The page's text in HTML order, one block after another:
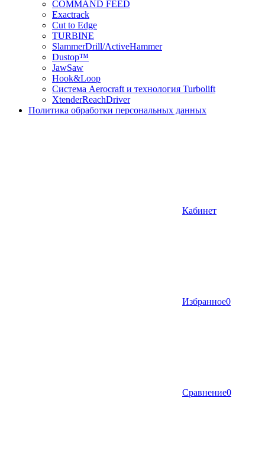
COMMAND FEED
Exactrack
Cut to Edge
TURBINE
SlammerDrill/ActiveHammer
Dustop™
JawSaw
Hook&Loop
Cистема Aerocraft и технология Turbolift
XtenderReachDriver
Политика обработки персональных данных
Кабинет
Избранное0
Сравнение0